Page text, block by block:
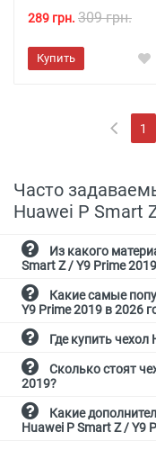
289 грн. 309 грн.
Купить
1
Часто
Huawei P Smart
Smart Z / Y9 Prime
Y9 Prime 2019 в 2026
Где купить чехол
2019?
Huawei P Smart Z / Y9